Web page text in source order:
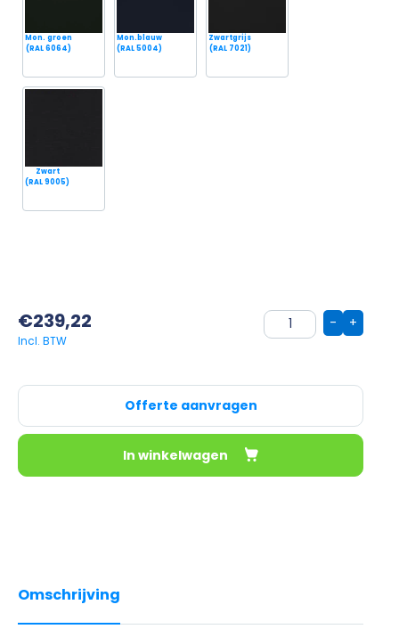
Mon. groen
(RAL 6064)
Mon.blauw
(RAL 5004)
Zwartgrijs
(RAL 7021)
Zwart
(RAL 9005)
€239,22 +
-
Offerte aanvragen
In winkelwagen
Omschrijving